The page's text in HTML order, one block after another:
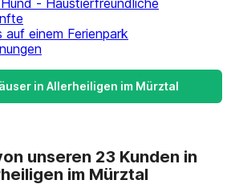
- Haustierfreundliche
auf einem Ferienpark
in Allerheiligen im Mürztal
unseren 23 Kunden in
im Mürztal